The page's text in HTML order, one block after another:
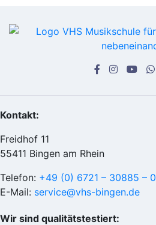
Kontakt:
Freidhof 11
55411 Bingen am Rhein
Telefon: +49 (0) 6721 – 30885 – 0
E-Mail: service@vhs-bingen.de
Wir sind qualitätstestiert: